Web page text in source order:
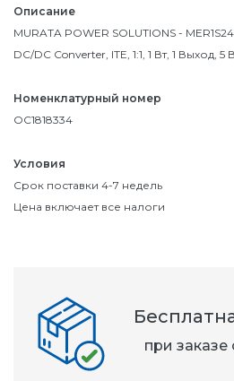
Описание
MURATA POWER SOLUTIONS -
DC/DC Converter, ITE, 1:1, 1 Вт, 1 Выход,
Номенклатурный номер
OC1818334
Условия
Срок поставки 4-7 недель
Цена включает все налоги
при заказе